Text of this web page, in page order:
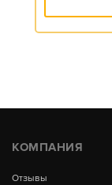
КОМПАНИЯ
Отзывы